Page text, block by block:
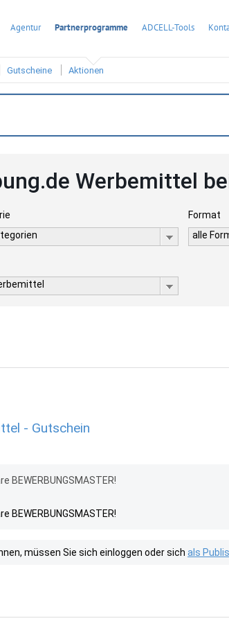
Agentur Partnerprogramme ADCELL-Tools
Gutscheine Aktionen
Werbemittel
Format
alle
- Gutschein
müssen Sie sich einloggen oder sich als